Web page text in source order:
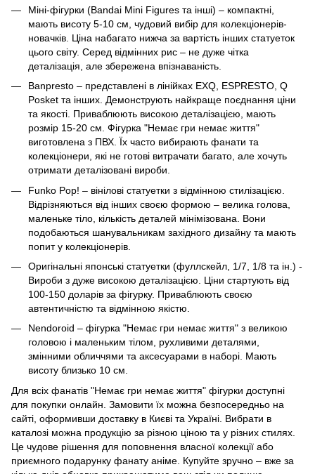
Міні-фігурки (Bandai Mini Figures та інші) – компактні,
мають висоту 5-10 см, чудовий вибір для колекціонерів-
новачків. Ціна набагато нижча за вартість інших статуеток
цього світу. Серед відмінних рис – не дуже чітка
деталізація, але збережена впізнаваність.
Banpresto – представлені в лінійках EXQ, ESPRESTO, Q
Posket та інших. Демонструють найкраще поєднання ціни
та якості. Приваблюють високою деталізацією, мають
розмір 15-20 см. Фігурка "Немає гри немає життя"
виготовлена ​​з ПВХ. Їх часто вибирають фанати та
колекціонери, які не готові витрачати багато, але хочуть
отримати деталізовані вироби.
Funko Pop! – вінілові статуетки з відмінною стилізацією.
Відрізняються від інших своєю формою – велика голова,
маленьке тіло, кількість деталей мінімізована. Вони
подобаються шанувальникам західного дизайну та мають
попит у колекціонерів.
Оригінальні японські статуетки (фуллскейл, 1/7, 1/8 та ін.) -
Вироби з дуже високою деталізацією. Ціни стартують від
100-150 доларів за фігурку. Приваблюють своєю
автентичністю та відмінною якістю.
Nendoroid – фігурка "Немає гри немає життя" з великою
головою і маленьким тілом, рухливими деталями,
змінними обличчями та аксесуарами в наборі. Мають
висоту близько 10 см.
Для всіх фанатів "Немає гри немає життя" фігурки доступні
для покупки онлайн. Замовити їх можна безпосередньо на
сайті, оформивши доставку в Києві та Україні. Вибрати в
каталозі можна продукцію за різною ціною та у різних стилях.
Це чудове рішення для поповнення власної колекції або
приємного подарунку фанату аніме. Купуйте зручно – вже за